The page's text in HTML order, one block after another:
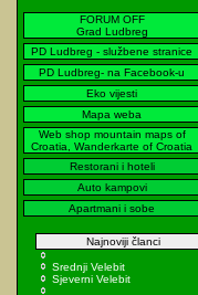
FORUM OFF
Grad Ludbreg
PD Ludbreg - službene stranice
PD Ludbreg- na Facebook-u
Eko vijesti
Mapa weba
Web shop mountain maps of
Croatia, Wanderkarte of Croatia
Restorani i hoteli
Auto kampovi
Apartmani i sobe
Najnoviji članci
Srednji Velebit
Sjeverni Velebit